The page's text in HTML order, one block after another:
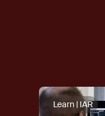
Learn | IAR